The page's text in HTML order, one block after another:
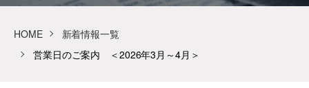
HOME
新着情報一覧
営業日のご案内 ＜2026年3月～4月＞